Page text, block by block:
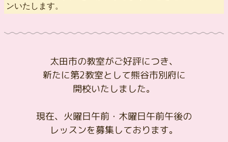
ンいたします。
太田市の教室がご好評につき、
新たに第2教室として熊谷市別府に
開校いたしました。
現在、火曜日午前・木曜日午前午後の
レッスンを募集しております。